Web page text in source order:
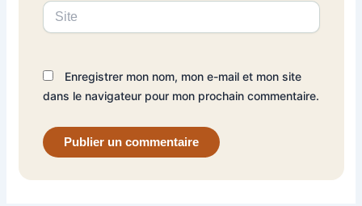
Site
Enregistrer mon nom, mon e-mail et mon site
dans le navigateur pour mon prochain commentaire.